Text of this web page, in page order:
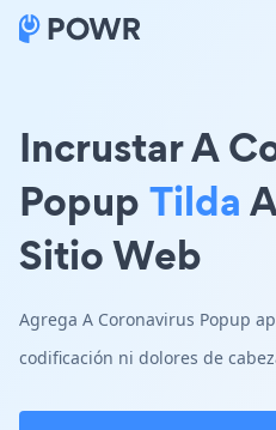
Incrustar A
PopupTilda
Sitio Web
Agrega A Coronavirus Popup
codificación ni dolores de